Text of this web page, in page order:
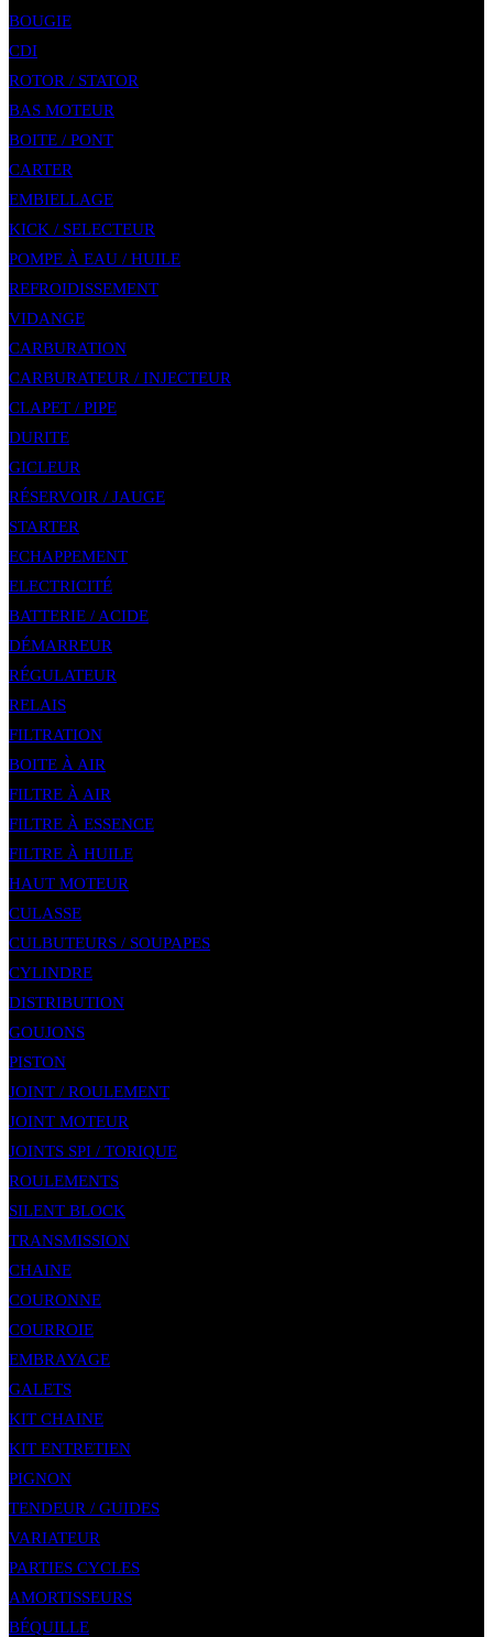
BOUGIE
CDI
ROTOR / STATOR
BAS MOTEUR
BOITE / PONT
CARTER
EMBIELLAGE
KICK / SELECTEUR
POMPE À EAU / HUILE
REFROIDISSEMENT
VIDANGE
CARBURATION
CARBURATEUR / INJECTEUR
CLAPET / PIPE
DURITE
GICLEUR
RÉSERVOIR / JAUGE
STARTER
ECHAPPEMENT
ELECTRICITÉ
BATTERIE / ACIDE
DÉMARREUR
RÉGULATEUR
RELAIS
FILTRATION
BOITE À AIR
FILTRE À AIR
FILTRE À ESSENCE
FILTRE À HUILE
HAUT MOTEUR
CULASSE
CULBUTEURS / SOUPAPES
CYLINDRE
DISTRIBUTION
GOUJONS
PISTON
JOINT / ROULEMENT
JOINT MOTEUR
JOINTS SPI / TORIQUE
ROULEMENTS
SILENT BLOCK
TRANSMISSION
CHAINE
COURONNE
COURROIE
EMBRAYAGE
GALETS
KIT CHAINE
KIT ENTRETIEN
PIGNON
TENDEUR / GUIDES
VARIATEUR
PARTIES CYCLES
AMORTISSEURS
BÉQUILLE